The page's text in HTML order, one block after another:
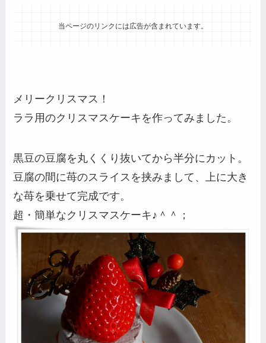
当ページのリンクには広告が含まれています。
メリークリスマス！
ララ用のクリスマスケーキを作ってみました。
黒豆の豆腐を丸くくり抜いてから半分にカット。
豆腐の間に苺のスライスを挟みまして、上に大き
な苺を乗せて完成です。
超・簡単なクリスマスケーキ♪＾＾；